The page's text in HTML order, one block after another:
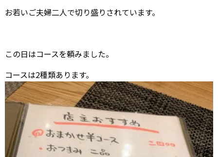
お若いご夫婦二人で切り盛りされています。
この日はコースを頼みました。
コースは2種類あります。